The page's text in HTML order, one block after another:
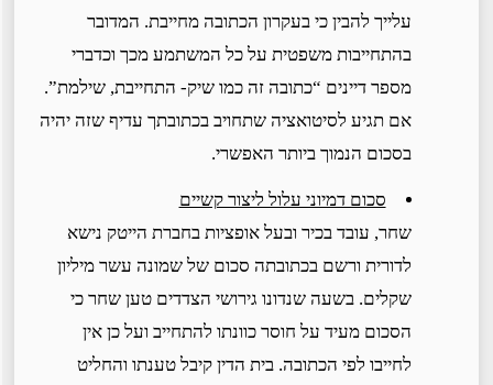
עלייך להבין כי בעקרון הכתובה מחייבת. המדובר
בהתחייבות משפטית על כל המשתמע מכך וכדברי
מספר דיינים “כתובה זה כמו שיק- התחייבת, שילמת”.
אם תגיע לסיטואציה שתחויב בכתובתך עדיף שזה יהיה
בסכום הנמוך ביותר האפשרי.
סכום דמיוני עלול ליצור קשיים
שחר, עובד בכיר ובעל אופציות בחברת הייטק נישא
לדורית ורשם בכתובתה סכום של שמונה עשר מיליון
שקלים. בשעה שנדונו גירושי הצדדים טען שחר כי
הסכום מעיד על חוסר כוונתו להתחייב ועל כן אין
לחייבו לפי הכתובה. בית הדין קיבל טענתו והחליט